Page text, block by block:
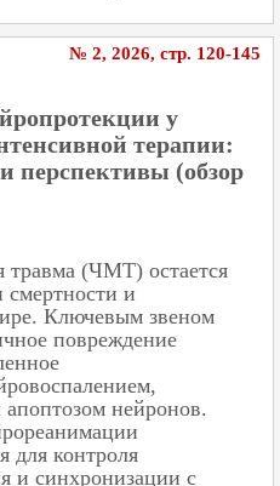
у
терапии:
перспективы (обзор
травма (ЧМТ) остается
и
Ключевым звеном
повреждение
нейронов.
для контроля
и синхронизации с
№ 2, 2026, cтр. 120-145